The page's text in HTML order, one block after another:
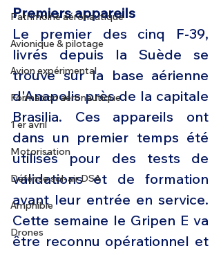
Patrimoine aéronautique
Avionique & pilotage
Avion expérimental
Formation aéronautique
1 er avril
Motorisation
Défense sol-air DSA
Amphibie
Drones
Premiers appareils
Le premier des cinq F-39,
livrés depuis la Suède se
trouve sur la base aérienne
d'Anapolis près de la capitale
Brasilia. Ces appareils ont
dans un premier temps été
utilisés pour des tests de
validations et de formation
avant leur entrée en service.
Cette semaine le Gripen E va
être reconnu opérationnel et